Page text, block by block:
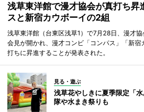
浅草東洋館で漫才協会が真打ち
スと新宿カウボーイの2組
浅草東洋館（台東区浅草1）で7月28日、漫才
会見が開かれ、漫才コンビ「コンパス」「新
打ちに昇進することが発表された。
見る・遊ぶ
浅草花やしきに夏季限定「
隊や水まき祭りも